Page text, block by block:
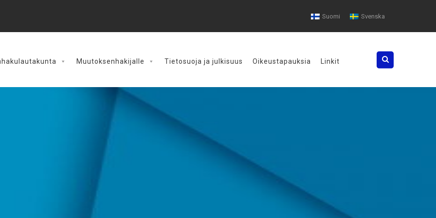
Suomi Svenska
Search
Muutoksenhakijalle Tietosuoja ja julkisuus Oikeustapauksia Linkit